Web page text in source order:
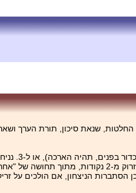
שנאת סיכון, תורת הערך ושאר
0.7, הסתברות הקליעה מ-‏3 היא 0.4, ושאם מחטיאים, הקבוצה מפסידה. מה כדאי לעשות?